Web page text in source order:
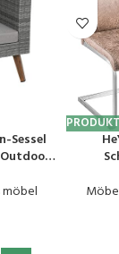
Sessel
möbel